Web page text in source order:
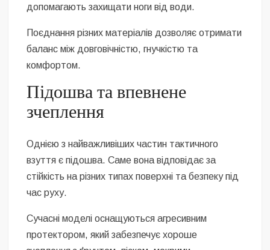
допомагають захищати ноги від води.
Поєднання різних матеріалів дозволяє отримати
баланс між довговічністю, гнучкістю та
комфортом.
Підошва та впевнене
зчеплення
Однією з найважливіших частин тактичного
взуття є підошва. Саме вона відповідає за
стійкість на різних типах поверхні та безпеку під
час руху.
Сучасні моделі оснащуються агресивним
протектором, який забезпечує хороше